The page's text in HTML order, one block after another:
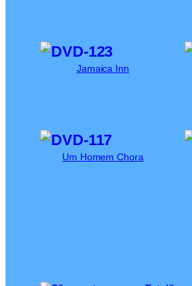
Jamaica Inn
Um Homem Chora